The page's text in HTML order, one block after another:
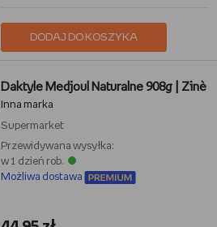
DODAJ DO KOSZYKA
Daktyle Medjoul Naturalne 908g | Zinè
Inna marka
Supermarket
Przewidywana wysyłka:
w 1 dzień rob.
Możliwa dostawa